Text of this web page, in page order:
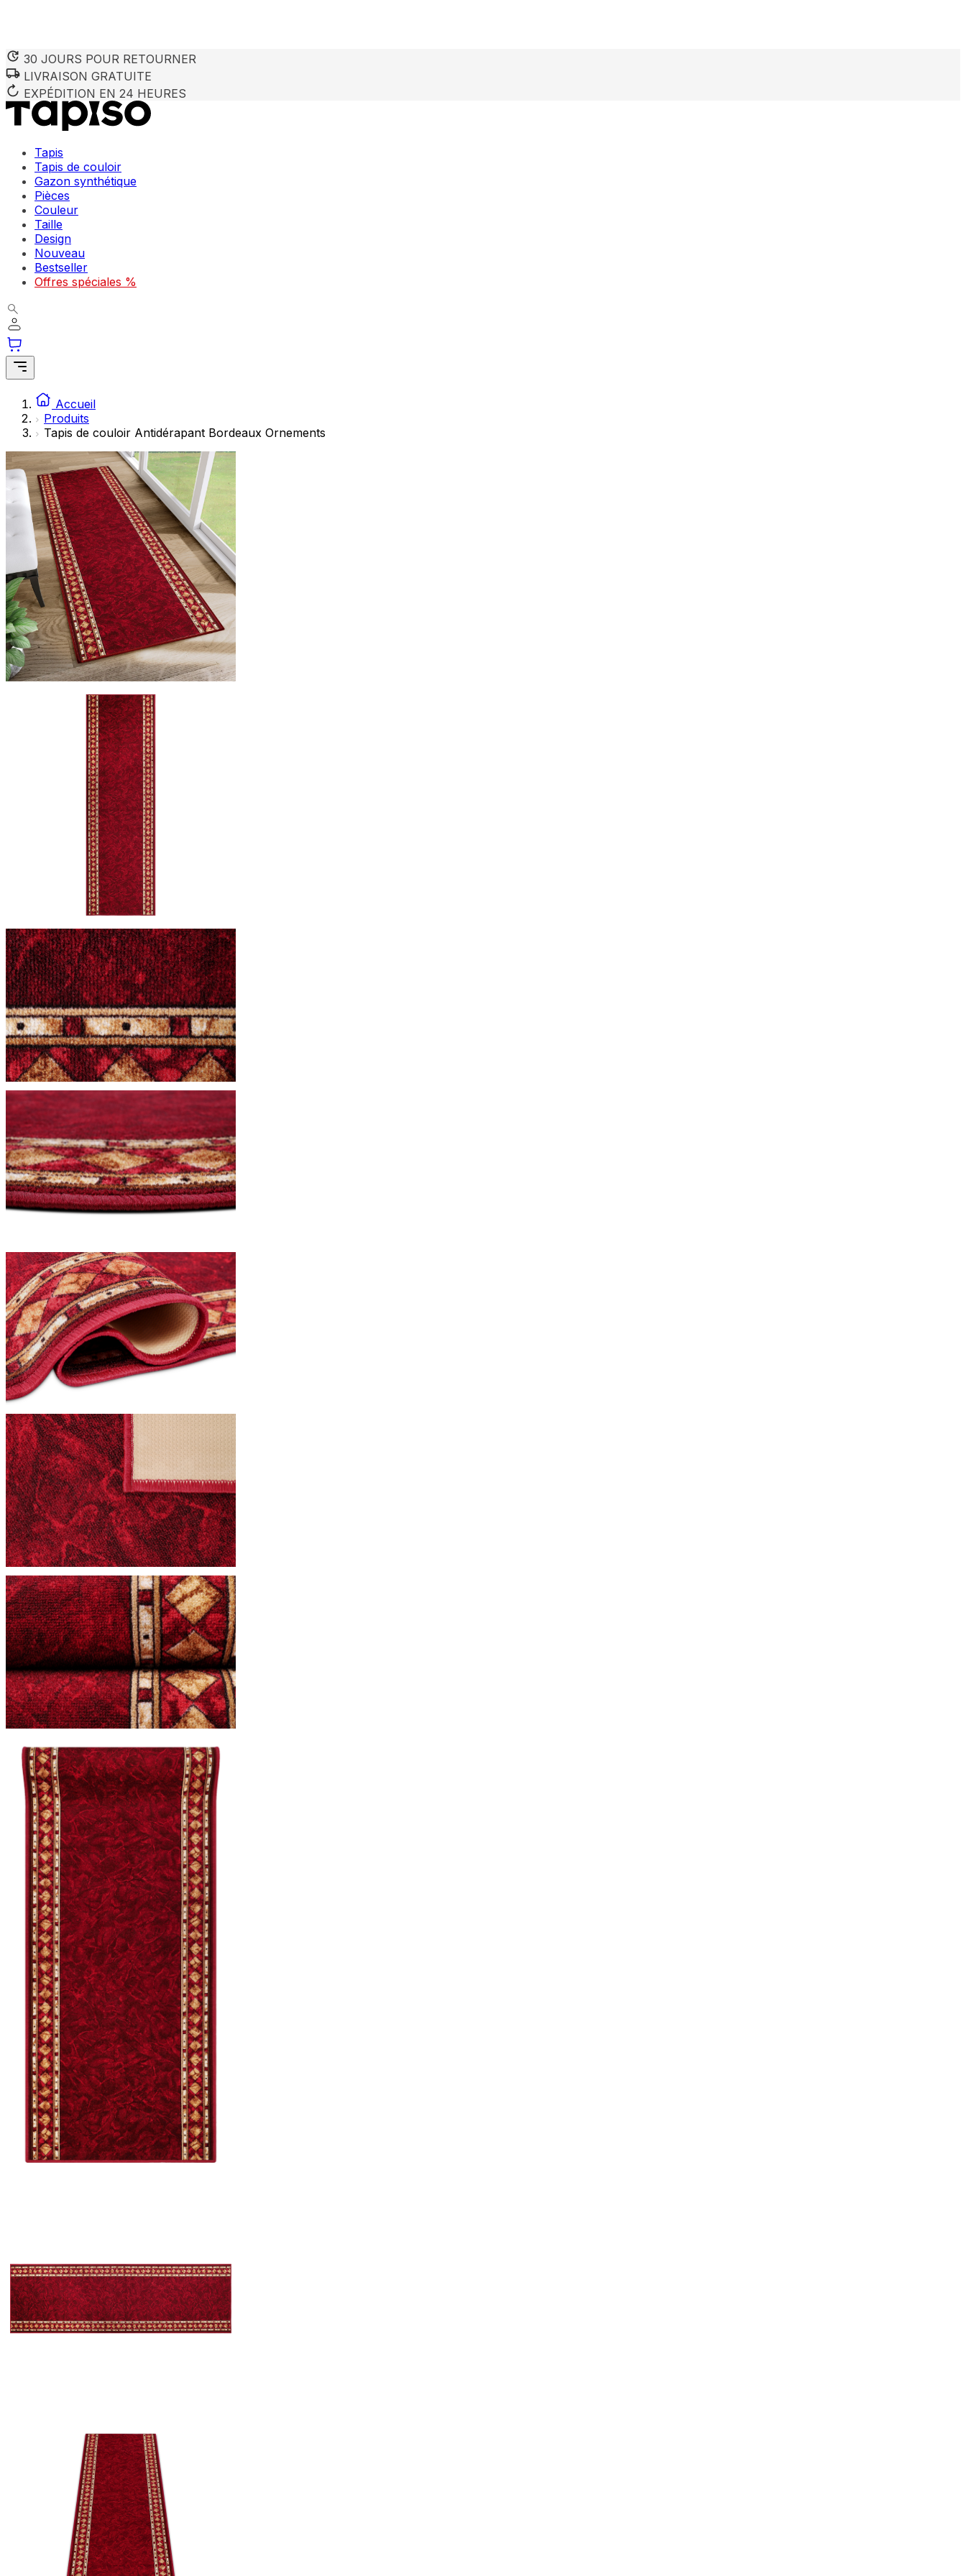
30 JOURS POUR RETOURNER
LIVRAISON GRATUITE
EXPÉDITION EN 24 HEURES
Tapis
Tapis de couloir
Gazon synthétique
Pièces
Couleur
Taille
Design
Nouveau
Bestseller
Offres spéciales %
Accueil
Produits
Tapis de couloir Antidérapant Bordeaux Ornements
Nous partageons également des informations sur votre utilisation de notre site avec nos partenaires sociaux, publicitaires et analytiques. Ces
partenaires peuvent combiner ces informations avec d'autres données que vous leur avez fournies ou qu'ils ont collectées lors de votre
utilisation de leurs services.
Indispensables
Les cookies indispensables sont cruciaux pour les fonctions de base du site et le site ne fonctionnera pas comme prévu sans eux. Ces cookies
ne stockent aucune donnée permettant d'identifier personnellement un utilisateur.
Préférences
Les cookies liés aux préférences permettent au site de se souvenir des informations qui modifient l'apparence ou le fonctionnement du site,
comme votre langue préférée ou la région dans laquelle vous vous trouvez.
Statistiques
Les cookies statistiques aident les propriétaires de sites web à comprendre comment les visiteurs interagissent avec les sites en collectant et en
rapportant des informations de manière anonyme.
Marketing
Les cookies marketing sont utilisés pour suivre les utilisateurs sur les sites web. Le but est d'afficher des publicités qui sont pertinentes et
Non classés
Les cookies non classés sont des cookies qui sont en processus de classification, en collaboration avec les fournisseurs de cookies individuels.